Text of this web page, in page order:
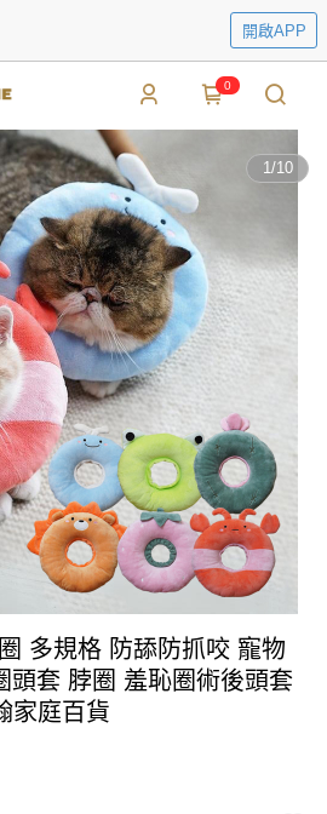
開啟APP
0
1/10
多規格 防舔防抓咬 寵物
頭套 脖圈 羞恥圈術後頭套
家庭百貨